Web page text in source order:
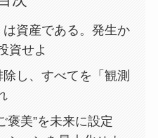
資産である。発生か
資せよ
し、すべてを「観測
褒美”を未来に設定